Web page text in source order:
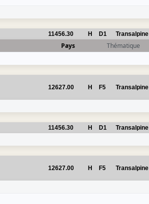
11456.30 H D1 Transalpine
Pays Thématique
12627.00 H F5 Transalpine
11456.30 H D1 Transalpine
12627.00 H F5 Transalpine